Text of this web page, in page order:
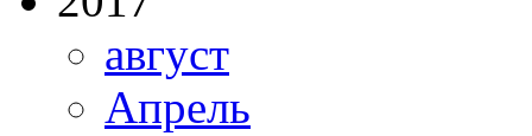
август
Апрель